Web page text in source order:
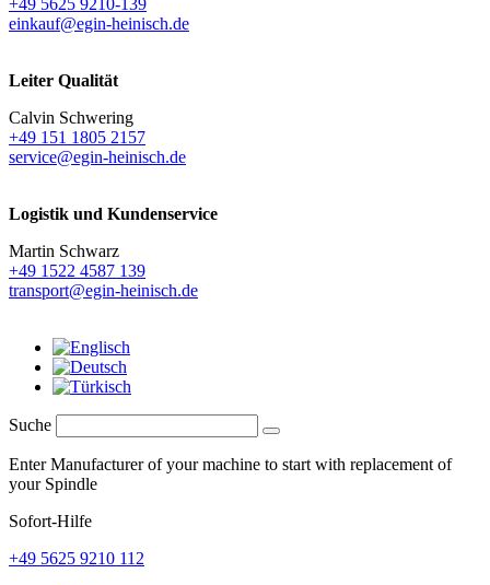
+49 5625 9210-139
einkauf@egin-heinisch.de
Leiter Qualität
Calvin Schwering
+49 151 1805 2157
service@egin-heinisch.de
Logistik und Kundenservice
Martin Schwarz
+49 1522 4587 139
transport@egin-heinisch.de
Suche
Enter Manufacturer of your machine to start with replacement of
your Spindle
Sofort-Hilfe
+49 5625 9210 112